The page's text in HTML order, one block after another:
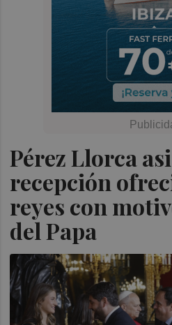
Pérez Llorca
recepción
reyes con
del Papa